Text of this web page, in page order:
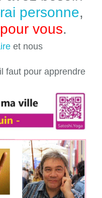
personne,
vous.
et nous
faut pour apprendre